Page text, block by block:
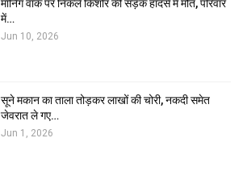
मॉर्निंग वॉक पर निकले किशोर की सड़क हादसे में मौत, परिवार
में…
Jun 10, 2026
सूने मकान का ताला तोड़कर लाखों की चोरी, नकदी समेत
जेवरात ले गए…
Jun 1, 2026